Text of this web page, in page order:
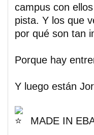
campus con
pista. Y los que
por qué son tan
Porque hay
Y luego están
MADE IN